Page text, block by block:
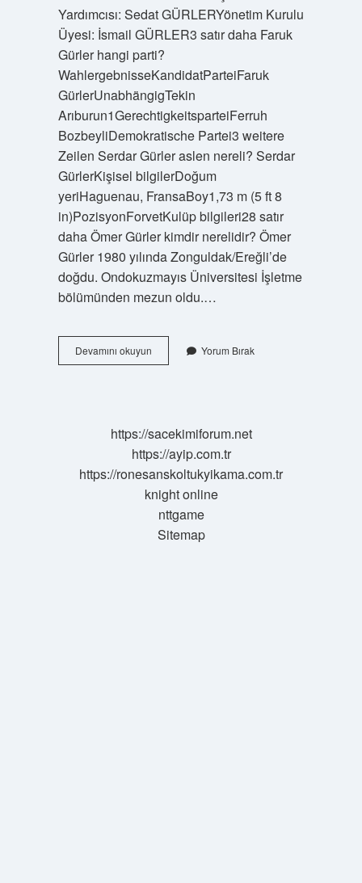
Yardımcısı: Sedat GÜRLERYönetim Kurulu
Üyesi: İsmail GÜRLER3 satır daha Faruk
Gürler hangi parti?
WahlergebnisseKandidatParteiFaruk
GürlerUnabhängigTekin
Arıburun1GerechtigkeitsparteiFerruh
BozbeyliDemokratische Partei3 weitere
Zeilen Serdar Gürler aslen nereli? Serdar
GürlerKişisel bilgilerDoğum
yeriHaguenau, FransaBoy1,73 m (5 ft 8
in)PozisyonForvetKulüp bilgileri28 satır
daha Ömer Gürler kimdir nerelidir? Ömer
Gürler 1980 yılında Zonguldak/Ereğli’de
doğdu. Ondokuzmayıs Üniversitesi İşletme
bölümünden mezun oldu.…
Devamını okuyunGürler
Ailesi
Yorum Bırak
https://sacekimiforum.net
https://ayip.com.tr
https://ronesanskoltukyikama.com.tr
knight online
nttgame
Sitemap